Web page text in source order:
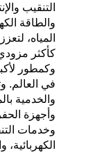
التنقيب
والطاقة
المياه،
كأكثر
وكمطور
في العالم.
والخدمية
وأجهزة
وخدمات